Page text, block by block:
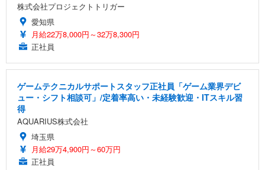
株式会社プロジェクトトリガー
愛知県
月給22万8,000円～32万8,300円
正社員
ゲームテクニカルサポートスタッフ正社員「ゲーム業界デビ
ュー・シフト相談可」/定着率高い・未経験歓迎・ITスキル習
得
AQUARIUS株式会社
埼玉県
月給29万4,900円～60万円
正社員